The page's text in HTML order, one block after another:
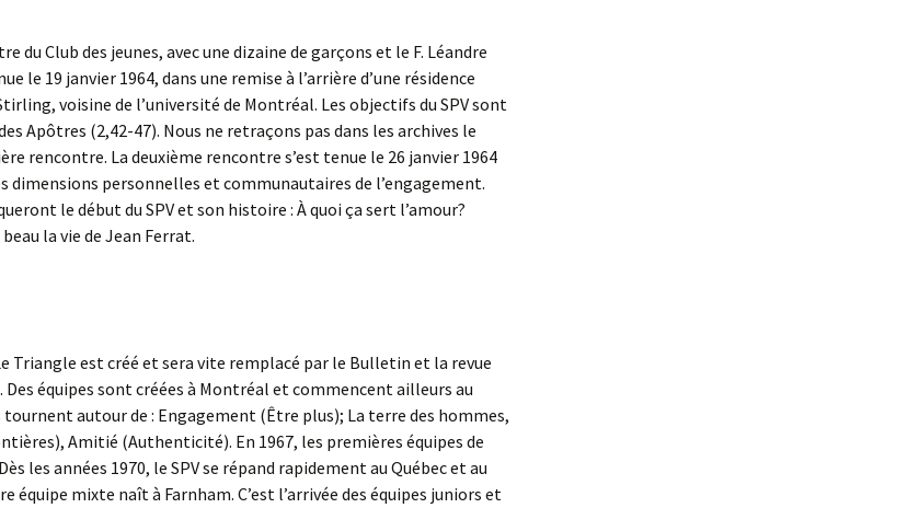
du Club des jeunes, avec une dizaine de garçons et le F. Léandre
le 19 janvier 1964, dans une remise à l’arrière d’une résidence
voisine de l’université de Montréal. Les objectifs du SPV sont
Apôtres (2,42-47). Nous ne retraçons pas dans les archives le
rencontre. La deuxième rencontre s’est tenue le 26 janvier 1964
dimensions personnelles et communautaires de l’engagement.
le début du SPV et son histoire : À quoi ça sert l’amour?
la vie de Jean Ferrat.
Triangle est créé et sera vite remplacé par le Bulletin et la revue
équipes sont créées à Montréal et commencent ailleurs au
tournent autour de : Engagement (Être plus); La terre des hommes,
Amitié (Authenticité). En 1967, les premières équipes de
les années 1970, le SPV se répand rapidement au Québec et au
équipe mixte naît à Farnham. C’est l’arrivée des équipes juniors et